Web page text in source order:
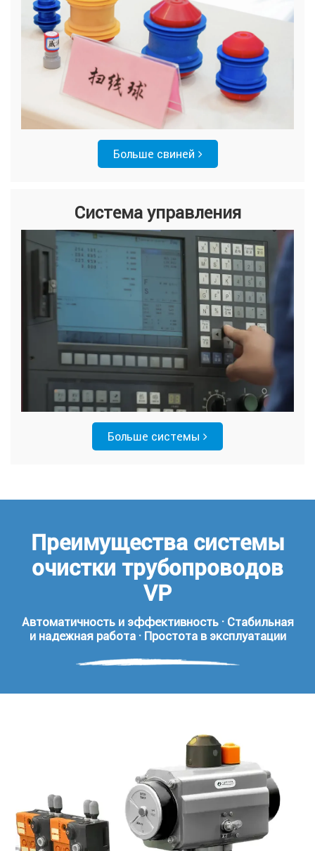
Больше свиней
Система управления
Больше системы
Преимущества системы
очистки трубопроводов
VP
Автоматичность и эффективность · Стабильная
и надежная работа · Простота в эксплуатации